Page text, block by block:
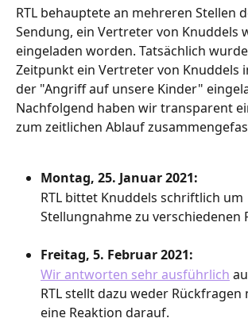
RTL behauptete an mehreren Stellen
Sendung, ein Vertreter von Knuddels
eingeladen worden. Tatsächlich
Zeitpunkt ein Vertreter von Knuddels
der "Angriff auf unsere Kinder"
Nachfolgend haben wir transparent
zum zeitlichen Ablauf
Montag, 25. Januar 2021:
RTL bittet Knuddels schriftlich um
Stellungnahme zu verschiedenen
Freitag, 5. Februar 2021:
Wir antworten sehr ausführlich
RTL stellt dazu weder Rückfragen
eine Reaktion darauf.